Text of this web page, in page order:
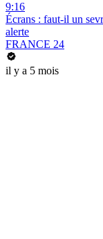
9:16
Écrans : faut-il un
alerte
FRANCE 24
il y a 5 mois